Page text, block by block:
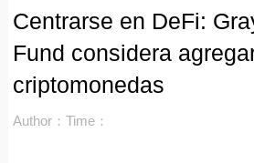
Centrarse en DeFi:
Fund considera
criptomonedas
Author： Time：